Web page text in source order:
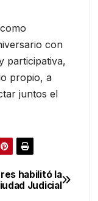
con
participativa,
propio, a
juntos el
habilitó la
Judicial